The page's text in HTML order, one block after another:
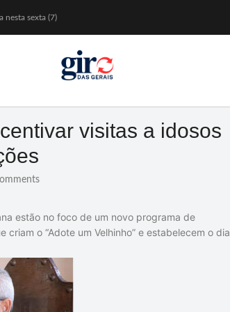
nesta sexta (7)
visitas a idosos
estão no foco de um novo programa de
o “Adote um Velhinho” e estabelecem o dia